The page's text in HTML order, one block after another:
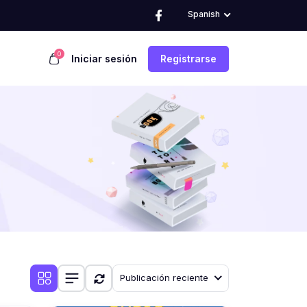
Spanish
0 Iniciar sesión Registrarse
Publicación reciente